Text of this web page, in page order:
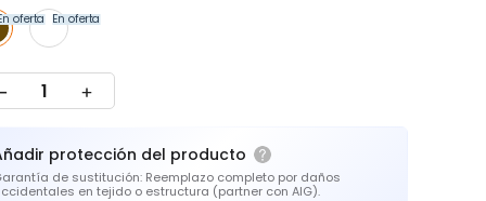
oferta En oferta
protección del producto
de sustitución: Reemplazo completo por daños
en tejido o estructura (partner con AIG).